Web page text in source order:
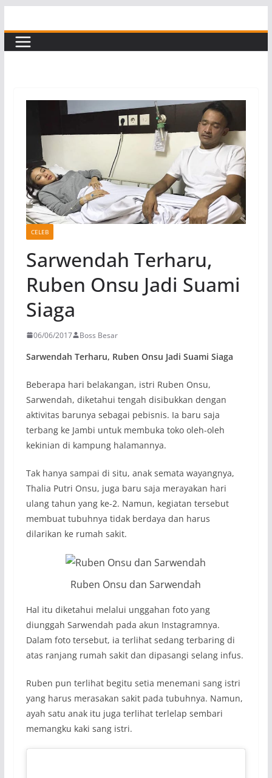
to
content
CELEB
Sarwendah Terharu,
Ruben Onsu Jadi Suami
Siaga
06/06/2017 Boss Besar
Sarwendah Terharu, Ruben Onsu Jadi Suami Siaga
Beberapa hari belakangan, istri Ruben Onsu,
Sarwendah, diketahui tengah disibukkan dengan
aktivitas barunya sebagai pebisnis. Ia baru saja
terbang ke Jambi untuk membuka toko oleh-oleh
kekinian di kampung halamannya.
Tak hanya sampai di situ, anak semata wayangnya,
Thalia Putri Onsu, juga baru saja merayakan hari
ulang tahun yang ke-2. Namun, kegiatan tersebut
membuat tubuhnya tidak berdaya dan harus
dilarikan ke rumah sakit.
Ruben Onsu dan Sarwendah
Hal itu diketahui melalui unggahan foto yang
diunggah Sarwendah pada akun Instagramnya.
Dalam foto tersebut, ia terlihat sedang terbaring di
atas ranjang rumah sakit dan dipasangi selang infus.
Ruben pun terlihat begitu setia menemani sang istri
yang harus merasakan sakit pada tubuhnya. Namun,
ayah satu anak itu juga terlihat terlelap sembari
memangku kaki sang istri.